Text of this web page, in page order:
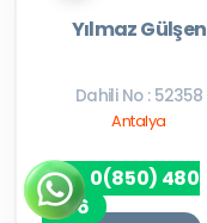
Yılmaz Gülşen
Dahili No : 52358
Antalya
0(850) 480
7256